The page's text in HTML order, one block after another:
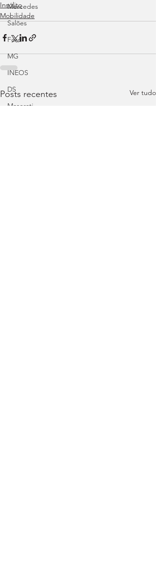
Mercedes
Salões
Ford
MG
INEOS
DS
Maserati
Insólito
Mobilidade
Posts recentes Ver tudo